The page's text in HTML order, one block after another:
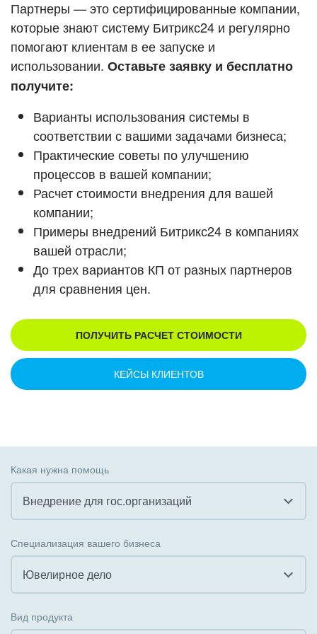
ВХОД
ВХОД
Смотреть видеокейсы
Партнеры — это сертифицированные компании,
которые знают систему Битрикс24 и регулярно
помогают клиентам в ее запуске и
использовании. Оставьте заявку и бесплатно
получите:
Варианты использования системы в
соответствии с вашими задачами бизнеса;
Практические советы по улучшению
процессов в вашей компании;
Расчет стоимости внедрения для вашей
компании;
Примеры внедрений Битрикс24 в компаниях
вашей отрасли;
До трех вариантов КП от разных партнеров
для сравнения цен.
ПОЛУЧИТЬ РАСЧЕТ СТОИМОСТИ
КЕЙСЫ КЛИЕНТОВ
Какая нужна помощь
Внедрение для гос.организаций
Внедрение КЭДО
Интеграция с 1С
Специализация вашего бизнеса
Ювелирное дело
Вид продукта